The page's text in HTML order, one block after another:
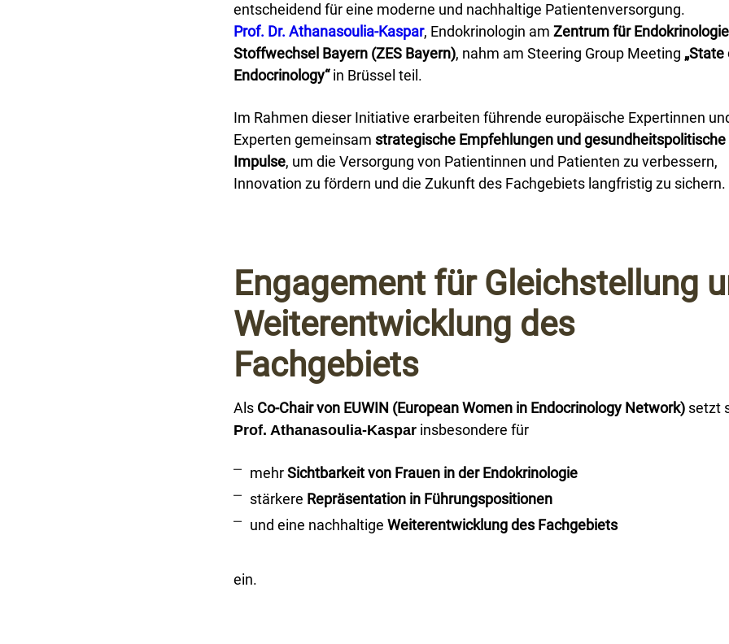
entscheidend für eine moderne und nachhaltige Patientenversorgung.
Prof. Dr. Athanasoulia-Kaspar, Endokrinologin am Zentrum für
Stoffwechsel Bayern (ZES Bayern), nahm am Steering Group Meeting „State
Endocrinology“in Brüssel teil.
Im Rahmen dieser Initiative erarbeiten führende europäische Expertinnen
Experten gemeinsam strategische Empfehlungen und gesundheitspolitische
Impulse, um die Versorgung von Patientinnen und Patienten zu verbessern,
Innovation zu fördern und die Zukunft des Fachgebiets langfristig zu sichern.
Engagement für Gleichstellung
Weiterentwicklung des
Fachgebiets
Als Co-Chair von EUWIN (European Women in Endocrinology Network) setzt
Prof. Athanasoulia-Kaspar insbesondere für
mehrSichtbarkeit von Frauen in der Endokrinologie
stärkere Repräsentation in Führungspositionen
und eine nachhaltige Weiterentwicklung des Fachgebiets
ein.